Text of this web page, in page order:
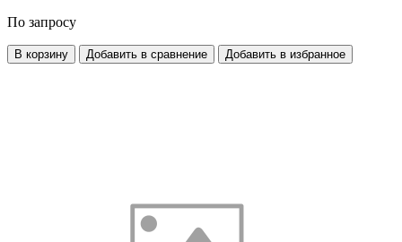
По запросу
В корзину Добавить в сравнение Добавить в избранное